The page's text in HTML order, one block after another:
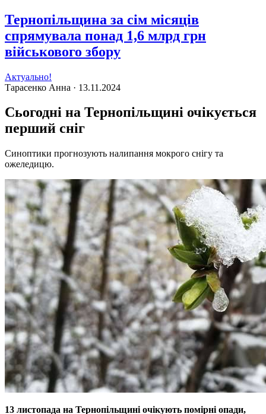
Тернопільщина за сім місяців
спрямувала понад 1,6 млрд грн
військового збору
Актуально!
Тарасенко Анна · 13.11.2024
Сьогодні на Тернопільщині очікується
перший сніг
Синоптики прогнозують налипання мокрого снігу та
ожеледицю.
13 листопада на Тернопільщині очікують помірні опади,